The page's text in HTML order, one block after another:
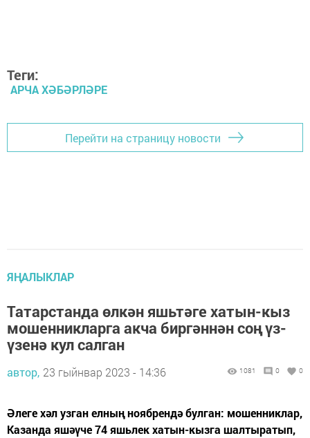
Теги:
АРЧА ХӘБӘРЛӘРЕ
Перейти на страницу новости
ЯҢАЛЫКЛАР
Татарстанда өлкән яшьтәге хатын-кыз
мошенникларга акча биргәннән соң үз-
үзенә кул салган
автор, 23 гыйнвар 2023 - 14:36 1081 0 0
Әлеге хәл узган елның ноябрендә булган: мошенниклар,
Казанда яшәүче 74 яшьлек хатын-кызга шалтыратып,